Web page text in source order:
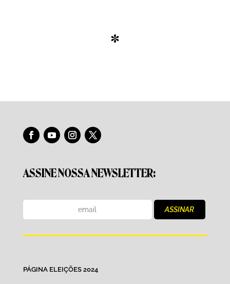
*
ASSINE NOSSA NEWSLETTER:
PÁGINA ELEIÇÕES 2024